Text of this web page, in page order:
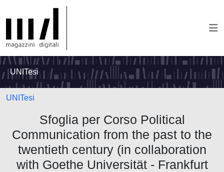
UNITesi
UNITesi
Sfoglia per Corso Political
Communication from the past to the
twentieth century (in collaboration
with Goethe Universität - Frankfurt